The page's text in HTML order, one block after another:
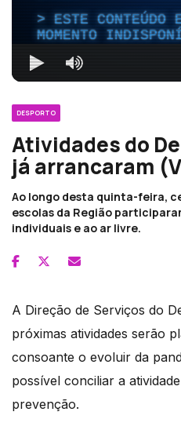
ESTE CONTEÚDO
MOMENTO
DESPORTO
Atividades do
já arrancaram
Ao longo desta quinta-feira,
escolas da Região
individuais e ao ar livre.
A Direção de Serviços do
próximas atividades serão
consoante o evoluir da
possível conciliar a
prevenção.